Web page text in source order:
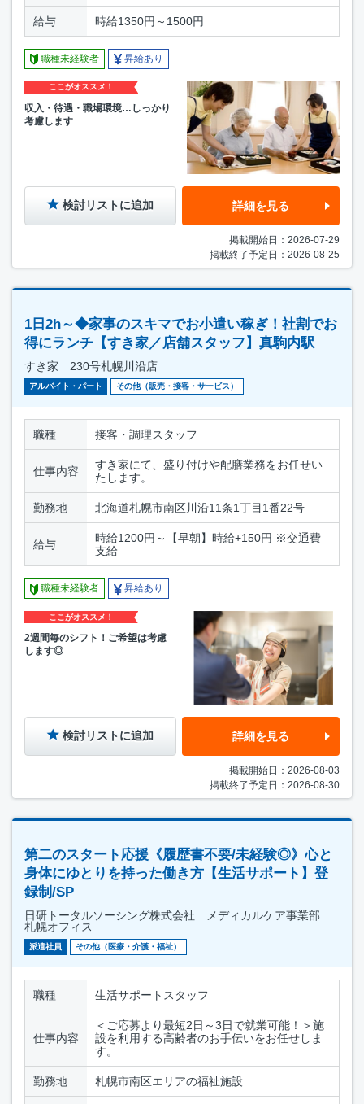
給与 時給1350円～1500円
職種未経験者 昇給あり
ここがオススメ！
収入・待遇・職場環境…しっかり
考慮します
検討リストに追加 詳細を見る
掲載開始日：2026-07-29
掲載終了予定日：2026-08-25
1日2h～◆家事のスキマでお小遣い稼ぎ！社割でお
得にランチ【すき家／店舗スタッフ】真駒内駅
すき家 230号札幌川沿店
アルバイト・パート その他（販売・接客・サービス）
職種 接客・調理スタッフ
仕事内容
すき家にて、盛り付けや配膳業務をお任せい
たします。
勤務地 北海道札幌市南区川沿11条1丁目1番22号
給与
時給1200円～【早朝】時給+150円 ※交通費
支給
職種未経験者 昇給あり
ここがオススメ！
2週間毎のシフト！ご希望は考慮
します◎
検討リストに追加 詳細を見る
掲載開始日：2026-08-03
掲載終了予定日：2026-08-30
第二のスタート応援《履歴書不要/未経験◎》心と
身体にゆとりを持った働き方【生活サポート】登
録制/SP
日研トータルソーシング株式会社 メディカルケア事業部
札幌オフィス
派遣社員 その他（医療・介護・福祉）
職種 生活サポートスタッフ
仕事内容
＜ご応募より最短2日～3日で就業可能！＞施
設を利用する高齢者のお手伝いをお任せしま
す。
勤務地 札幌市南区エリアの福祉施設